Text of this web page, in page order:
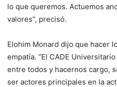
lo que queremos. Actuemos
valores”, precisó.
Elohim Monard dijo que hacer
empatía. “El CADE
entre todos y hacernos cargo,
ser actores principales en la